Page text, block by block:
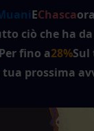
EChasca
ciò che ha
Per fino a28%Sul
prossima